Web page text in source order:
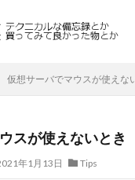
仮想サーバでマウスが使えな
スが使えないとき
年1月13日 Tips